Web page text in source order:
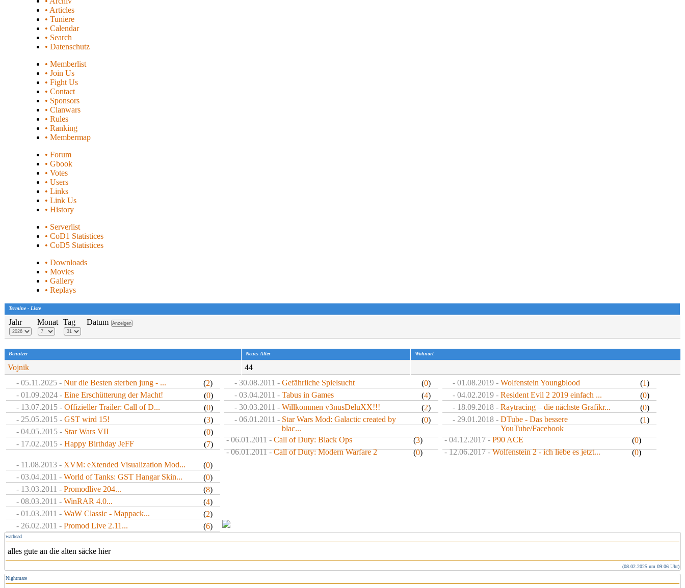
• Articles
• Tuniere
• Calendar
• Search
• Datenschutz
• Memberlist
• Join Us
• Fight Us
• Contact
• Sponsors
• Clanwars
• Rules
• Ranking
• Membermap
• Forum
• Gbook
• Votes
• Users
• Links
• Link Us
• History
• Serverlist
• CoD1 Statistices
• CoD5 Statistices
• Downloads
• Movies
• Gallery
• Replays
Termine - Liste
Datum
Jahr Monat Tag
Benutzer Neues Alter Wohnort
Vojnik
44
- 05.11.2025 - Nur die Besten sterben jung - ... (2)
- 01.09.2024 - Eine Erschütterung der Macht! (0)
- 13.07.2015 - Offizieller Trailer: Call of D... (0)
- 25.05.2015 - GST wird 15! (3)
- 04.05.2015 - Star Wars VII (0)
- 17.02.2015 - Happy Birthday JeFF (7)
- 30.08.2011 - Gefährliche Spielsucht (0)
- 03.04.2011 - Tabus in Games (4)
- 30.03.2011 - Willkommen v3nusDeluXX!!! (2)
- 06.01.2011 - Star Wars Mod: Galactic created by
blac...
(0)
- 06.01.2011 - Call of Duty: Black Ops (3)
- 06.01.2011 - Call of Duty: Modern Warfare 2 (0)
- 01.08.2019 - Wolfenstein Youngblood (1)
- 04.02.2019 - Resident Evil 2 2019 einfach ... (0)
- 18.09.2018 - Raytracing – die nächste Grafikr... (0)
- 29.01.2018 - DTube - Das bessere
YouTube/Facebook
(1)
- 04.12.2017 - P90 ACE (0)
- 12.06.2017 - Wolfenstein 2 - ich liebe es jetzt... (0)
- 11.08.2013 - XVM: eXtended Visualization Mod... (0)
- 03.04.2011 - World of Tanks: GST Hangar Skin... (0)
- 13.03.2011 - Promodlive 204... (8)
- 08.03.2011 - WinRAR 4.0... (4)
- 01.03.2011 - WaW Classic - Mappack... (2)
- 26.02.2011 - Promod Live 2.11... (6)
warhead
alles gute an die alten säcke hier
(08.02.2025 um 09:06 Uhr)
Nightmare